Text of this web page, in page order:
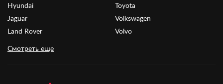
Hyundai
Jaguar
Land Rover
Toyota
Volkswagen
Volvo
Смотреть еще